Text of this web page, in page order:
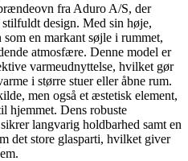
fra Aduro A/S, der
design. Med sin høje,
en markant søjle i rummet,
atmosfære. Denne model er
varmeudnyttelse, hvilket gør
i større stuer eller åbne rum.
men også et æstetisk element,
hjemmet. Dens robuste
langvarig holdbarhed samt en
det store glasparti, hvilket giver